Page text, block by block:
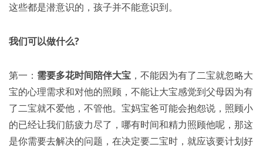
这些都是潜意识的，孩子并不能意识到。
我们可以做什么?
第一： 需要多花时间陪伴大宝 ，不能因为有了二宝就忽略大
宝的心理需求和对他的照顾，不能让大宝感觉到父母因为有
了二宝就不爱他，不管他。宝妈宝爸可能会抱怨说，照顾小
的已经让我们筋疲力尽了，哪有时间和精力照顾他呢，那这
是你需要去解决的问题，在决定要二宝时，就应该要计划好